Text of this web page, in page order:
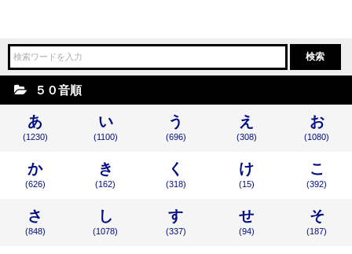
５０音順
あ
(1230)
い
(1100)
う
(696)
え
(308)
お
(1080)
か
(626)
き
(162)
く
(318)
け
(15)
こ
(392)
さ
(848)
し
(1078)
す
(337)
せ
(94)
そ
(187)